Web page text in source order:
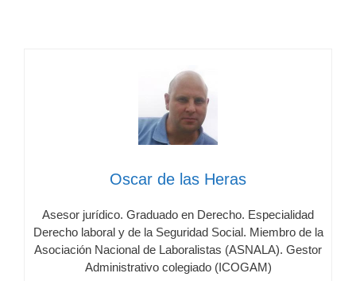
Oscar de las Heras
Asesor jurídico. Graduado en Derecho. Especialidad
Derecho laboral y de la Seguridad Social. Miembro de la
Asociación Nacional de Laboralistas (ASNALA). Gestor
Administrativo colegiado (ICOGAM)